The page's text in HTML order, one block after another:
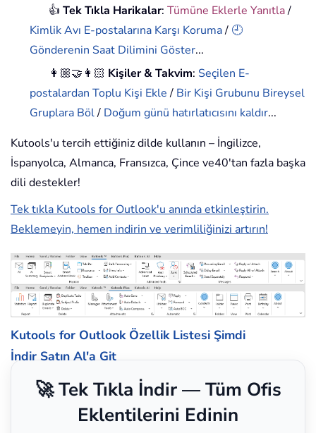
👍Tek Tıkla Harikalar:Tümüne Eklerle Yanıtla/
Kimlik Avı E-postalarına Karşı Koruma/ 🕘
Gönderenin Saat Dilimini Göster...
👩🏼‍🤝‍👩🏻 Kişiler & Takvim: Seçilen E-
postalardan Toplu Kişi Ekle/ Bir Kişi Grubunu Bireysel
Gruplara Böl/ Doğum günü hatırlatıcısını kaldır...
Kutools'u tercih ettiğiniz dilde kullanın – İngilizce,
İspanyolca, Almanca, Fransızca, Çince ve40'tan fazla başka
dili destekler!
Tek tıkla Kutools for Outlook'u anında etkinleştirin.
Beklemeyin, hemen indirin ve verimliliğinizi artırın!
Kutools for Outlook Özellik Listesi Şimdi
İndir Satın Al'a Git
🚀 Tek Tıkla İndir — Tüm Ofis
Eklentilerini Edinin